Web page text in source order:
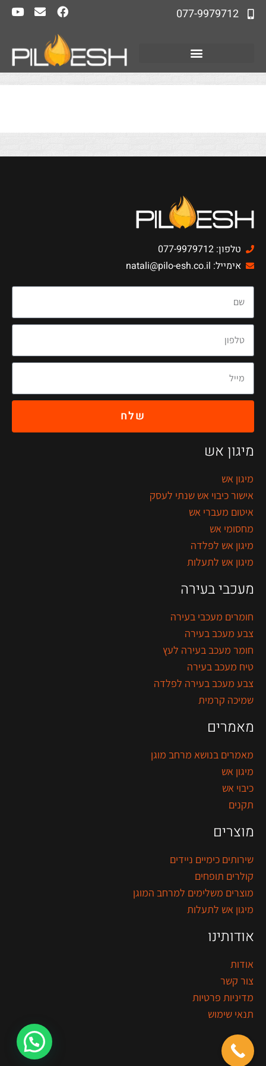
077-9979712
טלפון: 077-9979712
אימייל: natali@pilo-esh.co.il
שלח
מיגון אש
מיגון אש
אישור כיבוי אש שנתי לעסק
איטום מעברי אש
מחסומי אש
מיגון אש לפלדה
מיגון אש לתעלות
מעכבי בעירה
חומרים מעכבי בעירה
צבע מעכב בעירה
חומר מעכב בעירה לעץ
טיח מעכב בעירה
צבע מעכב בעירה לפלדה
שמיכה קרמית
מאמרים
מאמרים בנושא מרחב מוגן
מיגון אש
כיבוי אש
תקנים
מוצרים
שירותים כימיים ניידים
קולרים תופחים
מוצרים משלימים למרחב המוגן
מיגון אש לתעלות
אודותינו
אודות
צור קשר
מדיניות פרטיות
תנאי שימוש